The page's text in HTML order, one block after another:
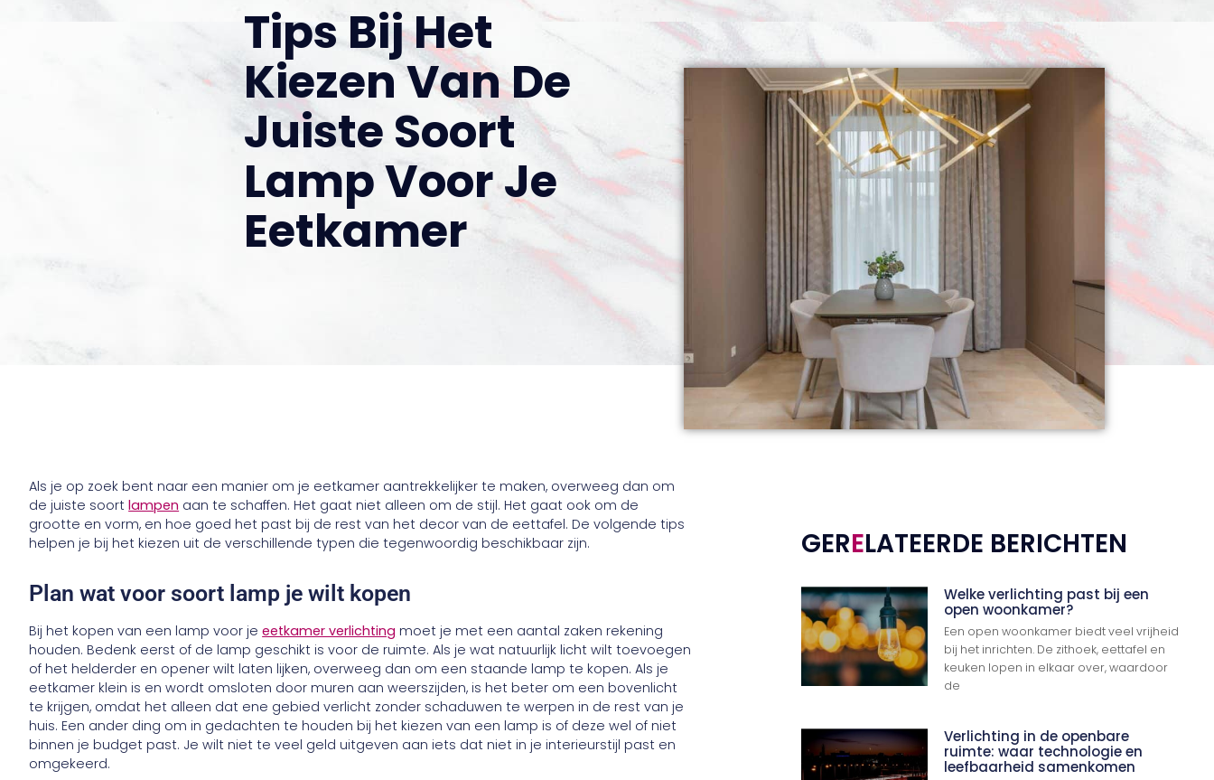
Tips Bij Het
Kiezen Van De
Juiste Soort
Lamp Voor Je
Eetkamer
Als je op zoek bent naar een manier om je eetkamer aantrekkelijker te maken, overweeg dan om
de juiste soortlampen aan te schaffen. Het gaat niet alleen om de stijl. Het gaat ook om de
grootte en vorm, en hoe goed het past bij de rest van het decor van de eettafel. De volgende tips
helpen je bij het kiezen uit de verschillende typen die tegenwoordig beschikbaar zijn.
Plan wat voor soort lamp je wilt kopen
Bij het kopen van een lamp voor jeeetkamer verlichting moet je met een aantal zaken rekening
houden. Bedenk eerst of de lamp geschikt is voor de ruimte. Als je wat natuurlijk licht wilt toevoegen
of het helderder en opener wilt laten lijken, overweeg dan om een ​​staande lamp te kopen. Als je
eetkamer klein is en wordt omsloten door muren aan weerszijden, is het beter om een ​​bovenlicht
te krijgen, omdat het alleen dat ene gebied verlicht zonder schaduwen te werpen in de rest van je
huis. Een ander ding om in gedachten te houden bij het kiezen van een lamp is of deze wel of niet
binnen je budget past. Je wilt niet te veel geld uitgeven aan iets dat niet in je interieurstijl past en
omgekeerd.
GERELATEERDE BERICHTEN
Welke verlichting past bij een
open woonkamer?
Een open woonkamer biedt veel vrijheid
bij het inrichten. De zithoek, eettafel en
keuken lopen in elkaar over, waardoor
de
Verlichting in de openbare
ruimte: waar technologie en
leefbaarheid samenkomen